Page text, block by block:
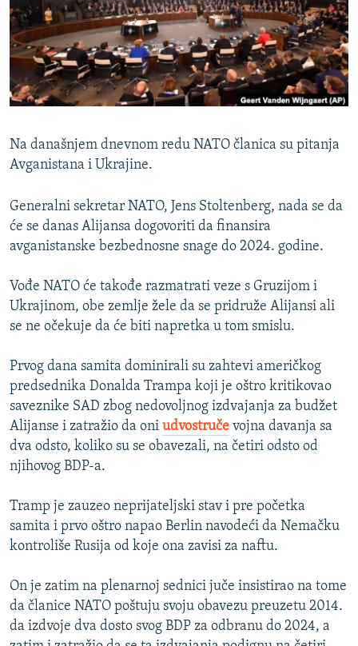
ISPRIČAJ MI
DNEVNO@RSE
SPECIJALI RSE
VIŠE OD NASLOVA
POPLAVE I KLIZIŠTA U BIH 2024.
POST SCRIPTUM
MOJA EVROPA
SVE KARTE DEJTONA
NASTANAK I RASPAD JUGOSLAVIJE
Na današnjem dnevnom redu NATO članica su pitanja
Avganistana i Ukrajine.
Generalni sekretar NATO, Jens Stoltenberg, nada se da
će se danas Alijansa dogovoriti da finansira
avganistanske bezbednosne snage do 2024. godine.
Vođe NATO će takođe razmatrati veze s Gruzijom i
Ukrajinom, obe zemlje žele da se pridruže Alijansi ali
se ne očekuje da će biti napretka u tom smislu.
Prvog dana samita dominirali su zahtevi američkog
predsednika Donalda Trampa koji je oštro kritikovao
saveznike SAD zbog nedovoljnog izdvajanja za budžet
Alijanse i zatražio da oni udvostruče vojna davanja sa
dva odsto, koliko su se obavezali, na četiri odsto od
njihovog BDP-a.
Tramp je zauzeo neprijateljski stav i pre početka
samita i prvo oštro napao Berlin navodeći da Nemačku
kontroliše Rusija od koje ona zavisi za naftu.
On je zatim na plenarnoj sednici juče insistirao na tome
da članice NATO poštuju svoju obavezu preuzetu 2014.
da izdvoje dva dosto svog BDP za odbranu do 2024, a